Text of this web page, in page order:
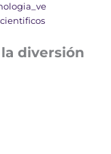
diversión